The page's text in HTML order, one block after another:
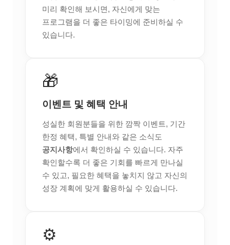
미리 확인해 보시면, 자신에게 맞는
프로그램을 더 좋은 타이밍에 준비하실 수
있습니다.
🎁
이벤트 및 혜택 안내
성실한 회원분들을 위한 깜짝 이벤트, 기간
한정 혜택, 특별 안내와 같은 소식도
공지사항에서 확인하실 수 있습니다. 자주
확인할수록 더 좋은 기회를 빠르게 만나실
수 있고, 필요한 혜택을 놓치지 않고 자신의
성장 계획에 맞게 활용하실 수 있습니다.
⚙️